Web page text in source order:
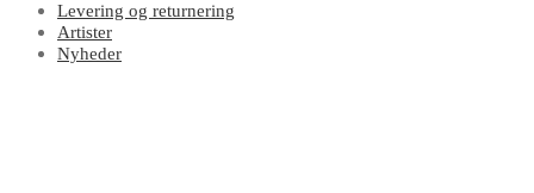
Levering og returnering
Artister
Nyheder